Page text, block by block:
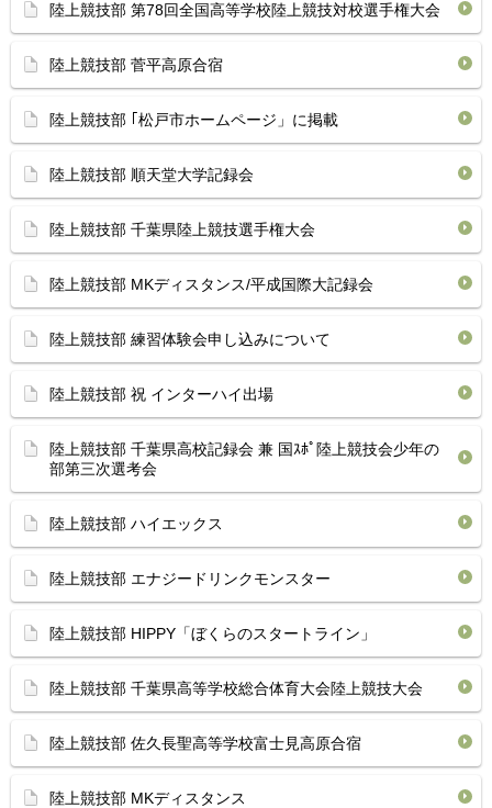
陸上競技部 第78回全国高等学校陸上競技対校選手権大会
陸上競技部 菅平高原合宿
陸上競技部 ｢松戸市ホームページ」に掲載
陸上競技部 順天堂大学記録会
陸上競技部 千葉県陸上競技選手権大会
陸上競技部 MKディスタンス/平成国際大記録会
陸上競技部 練習体験会申し込みについて
陸上競技部 祝 インターハイ出場
陸上競技部 千葉県高校記録会 兼 国ｽﾎﾟ陸上競技会少年の
部第三次選考会
陸上競技部 ハイエックス
陸上競技部 エナジードリンクモンスター
陸上競技部 HIPPY「ぼくらのスタートライン」
陸上競技部 千葉県高等学校総合体育大会陸上競技大会
陸上競技部 佐久長聖高等学校富士見高原合宿
陸上競技部 MKディスタンス